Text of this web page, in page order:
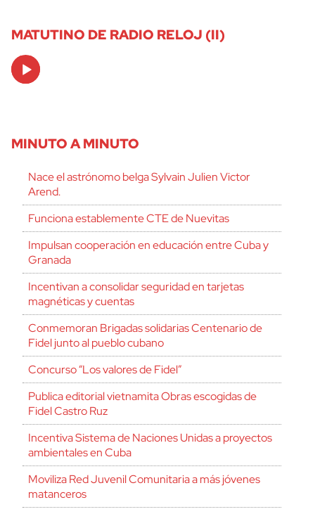
MATUTINO DE RADIO RELOJ (II)
Audio
Player
MINUTO A MINUTO
Nace el astrónomo belga Sylvain Julien Victor
Arend.
Funciona establemente CTE de Nuevitas
Impulsan cooperación en educación entre Cuba y
Granada
Incentivan a consolidar seguridad en tarjetas
magnéticas y cuentas
Conmemoran Brigadas solidarias Centenario de
Fidel junto al pueblo cubano
Concurso “Los valores de Fidel”
Publica editorial vietnamita Obras escogidas de
Fidel Castro Ruz
Incentiva Sistema de Naciones Unidas a proyectos
ambientales en Cuba
Moviliza Red Juvenil Comunitaria a más jóvenes
matanceros